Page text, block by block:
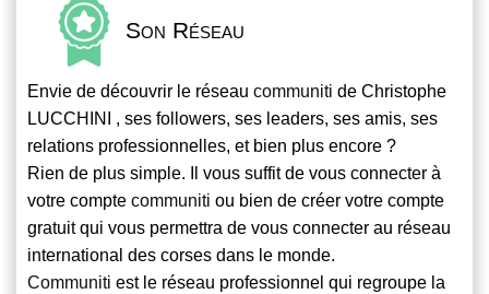
Son Réseau
Envie de découvrir le réseau communiti de Christophe
LUCCHINI , ses followers, ses leaders, ses amis, ses
relations professionnelles, et bien plus encore ?
Rien de plus simple. Il vous suffit de vous connecter à
votre compte communiti ou bien de créer votre compte
gratuit qui vous permettra de vous connecter au réseau
international des corses dans le monde.
Communiti est le réseau professionnel qui regroupe la